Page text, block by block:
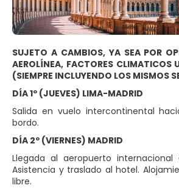
SUJETO A CAMBIOS, YA SEA POR
AEROLÍNEA, FACTORES CLIMATICOS
(SIEMPRE INCLUYENDO LOS MISMOS
DÍA 1º (JUEVES) LIMA-MADRID
Salida en vuelo intercontinental
bordo.
DÍA 2º (VIERNES) MADRID
Llegada al aeropuerto internacional
Asistencia y traslado al hotel.
libre.